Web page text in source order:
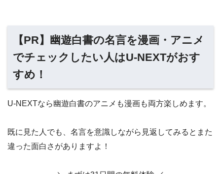
【PR】幽遊白書の名言を漫画・アニメ
でチェックしたい人はU-NEXTがおす
すめ！
U-NEXTなら幽遊白書のアニメも漫画も両方楽しめます。
既に見た人でも、名言を意識しながら見返してみるとまた
違った面白さがありますよ！